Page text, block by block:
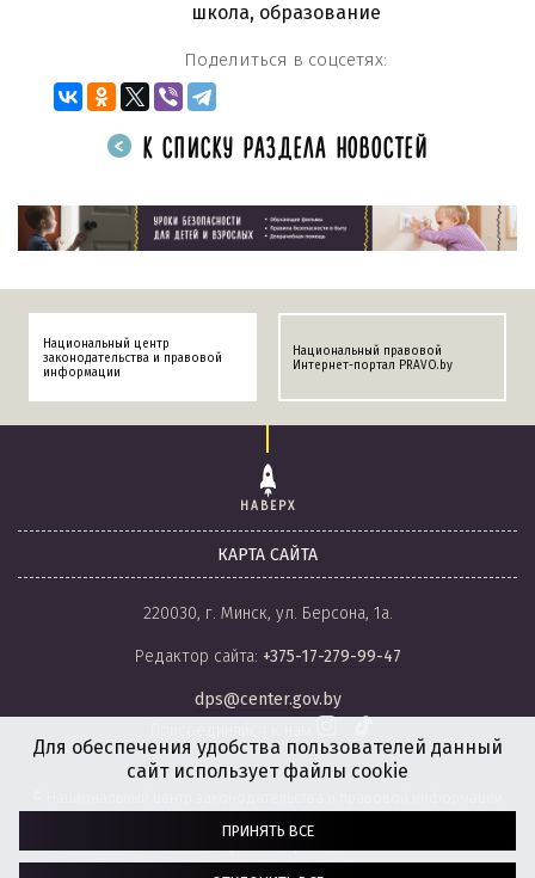
школа, образование
Поделиться в соцсетях:
К СПИСКУ РАЗДЕЛА НОВОСТЕЙ
Национальный центр
законодательства и правовой
информации
Национальный правовой
Интернет-портал PRAVO.by
НАВЕРХ
КАРТА САЙТА
220030, г. Минск, ул. Берсона, 1а.
Редактор сайта: +375-17-279-99-47
dps@center.gov.by
Для обеспечения удобства пользователей данный
сайт использует файлы cookie
ПРИНЯТЬ ВСЕ